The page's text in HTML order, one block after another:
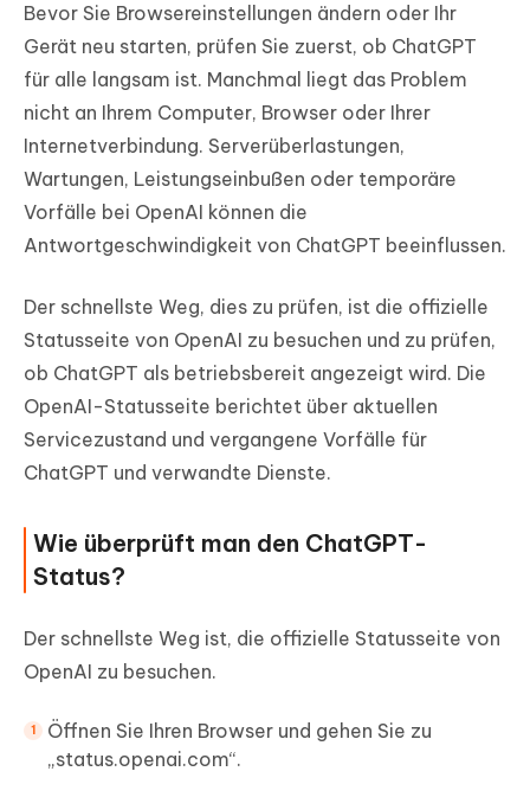
Bevor Sie Browsereinstellungen ändern oder Ihr
Gerät neu starten, prüfen Sie zuerst, ob ChatGPT
für alle langsam ist. Manchmal liegt das Problem
nicht an Ihrem Computer, Browser oder Ihrer
Internetverbindung. Serverüberlastungen,
Wartungen, Leistungseinbußen oder temporäre
Vorfälle bei OpenAI können die
Antwortgeschwindigkeit von ChatGPT beeinflussen.
Der schnellste Weg, dies zu prüfen, ist die offizielle
Statusseite von OpenAI zu besuchen und zu prüfen,
ob ChatGPT als betriebsbereit angezeigt wird. Die
OpenAI-Statusseite berichtet über aktuellen
Servicezustand und vergangene Vorfälle für
ChatGPT und verwandte Dienste.
Wie überprüft man den ChatGPT-
Status?
Der schnellste Weg ist, die offizielle Statusseite von
OpenAI zu besuchen.
Öffnen Sie Ihren Browser und gehen Sie zu
„status.openai.com“.